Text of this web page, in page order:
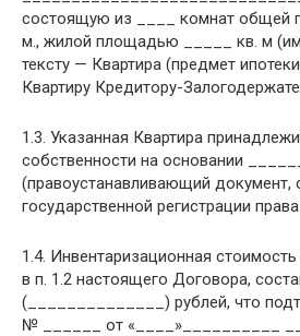
состоящую из ____ комнат общей
м., жилой площадью _____ кв. м
тексту — Квартира (предмет
Квартиру Кредитору-
1.3. Указанная Квартира
собственности на основании
(правоустанавливающий документ,
государственной регистрации
1.4. Инвентаризационная
в п. 1.2 настоящего Договора,
(______________) рублей, что
№ ______ от «____»__________